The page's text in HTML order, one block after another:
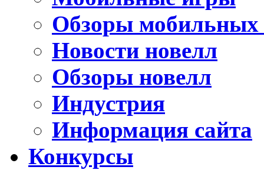
Обзоры мобильных
Новости новелл
Обзоры новелл
Индустрия
Информация сайта
Конкурсы